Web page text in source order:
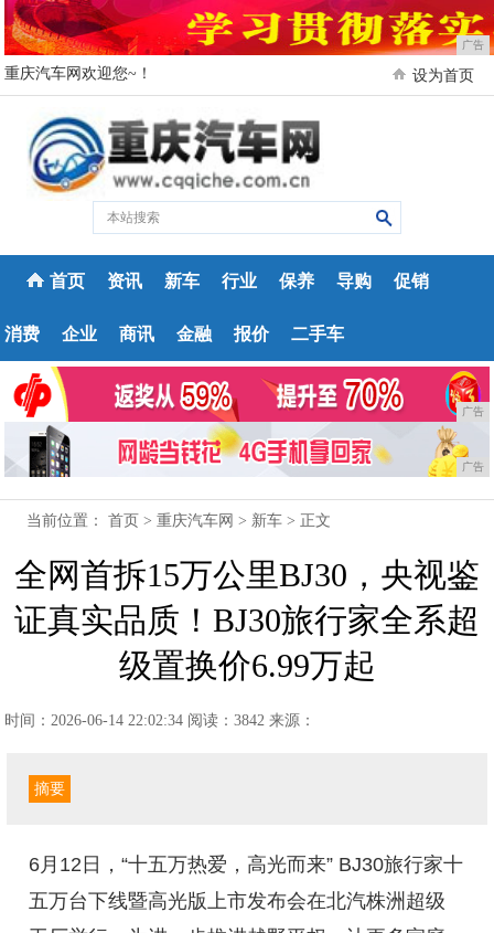
广告
重庆汽车网欢迎您~！ 设为首页
首页 资讯 新车 行业 保养 导购 促销
消费 企业 商讯 金融 报价 二手车
广告
广告
当前位置：首页 >重庆汽车网 > 新车 > 正文
全网首拆15万公里BJ30，央视鉴
证真实品质！BJ30旅行家全系超
级置换价6.99万起
时间：2026-06-14 22:02:34 阅读：3842 来源：
摘要
6月12日，“十五万热爱，高光而来” BJ30旅行家十
五万台下线暨高光版上市发布会在北汽株洲超级